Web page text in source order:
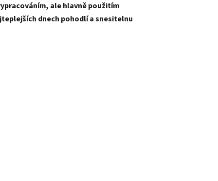
ale hlavně použitím
dnech pohodlí a snesitelnu